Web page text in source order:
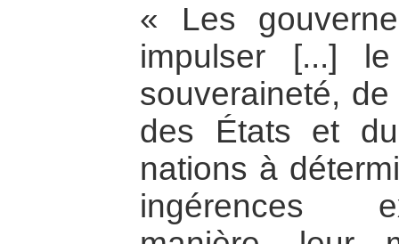
« Les
impulser [...]
souveraineté, de
des États et
nations à
ingérences